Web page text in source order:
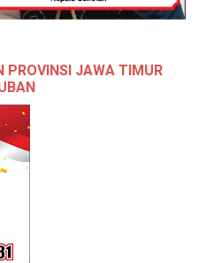
PROVINSI JAWA TIMUR